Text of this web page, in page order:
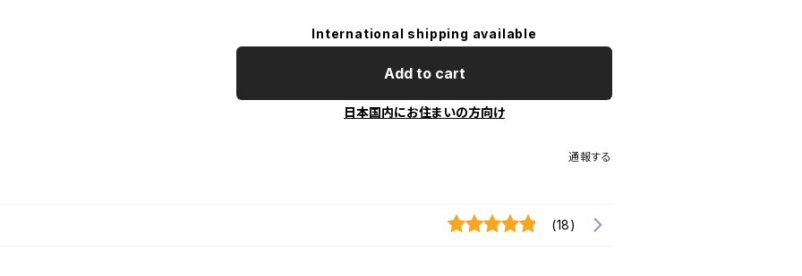
International shipping available
Add to cart
日本国内にお住まいの方向け
通報する
(18)